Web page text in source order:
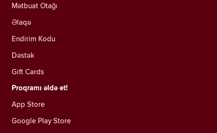
Mətbuat Otağı
Əlaqə
Endirim Kodu
Dəstək
Gift Cards
Proqramı əldə et!
App Store
Google Play Store